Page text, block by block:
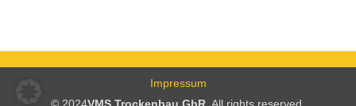
Impressum
© 2024VMS Trockenbau GbR . All rights reserved.